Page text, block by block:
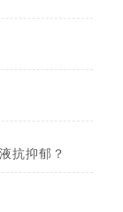
抗抑郁？